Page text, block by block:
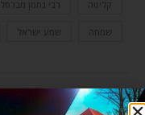
קליטה רבי נחמן מברסלב
שמחה שמע ישראל
0 תגובות